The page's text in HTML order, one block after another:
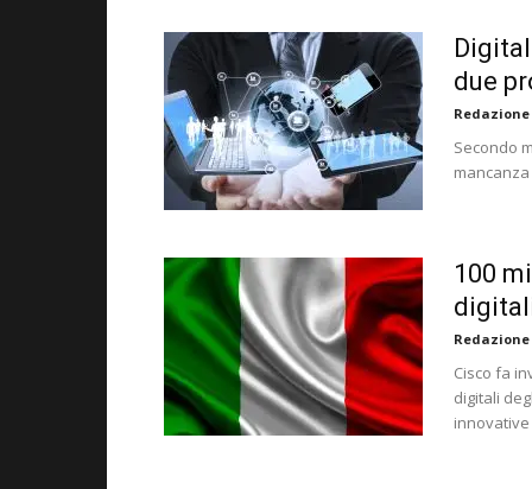
due
Secondo
100
Cisco fa
digitali
innovative